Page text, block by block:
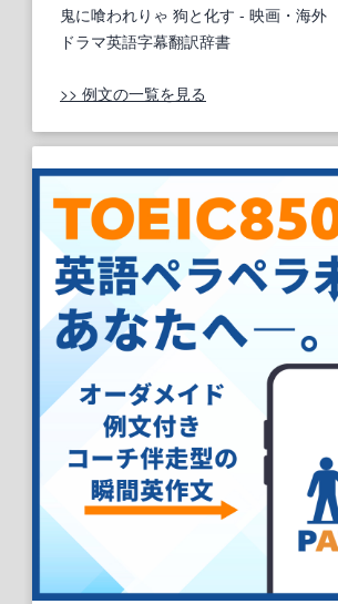
鬼に喰われりゃ 狗と化す - 映画・海外
ドラマ英語字幕翻訳辞書
>> 例文の一覧を見る